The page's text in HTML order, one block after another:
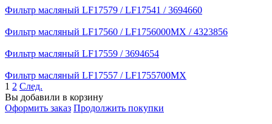
Фильтр масляный LF17579 / LF17541 / 3694660
Фильтр масляный LF17560 / LF1756000MX / 4323856
Фильтр масляный LF17559 / 3694654
Фильтр масляный LF17557 / LF1755700MX
1 2 След.
Вы добавили в корзину
Оформить заказ Продолжить покупки